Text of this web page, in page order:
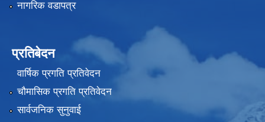
नागरिक वडापत्र
प्रतिबेदन
वार्षिक प्रगति प्रतिवेदन
चौमासिक प्रगति प्रतिवेदन
सार्वजनिक सुनुवाई